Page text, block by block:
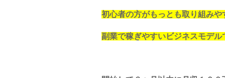
初心者の方がもっとも取り組みや
副業で稼ぎやすいビジネスモデル